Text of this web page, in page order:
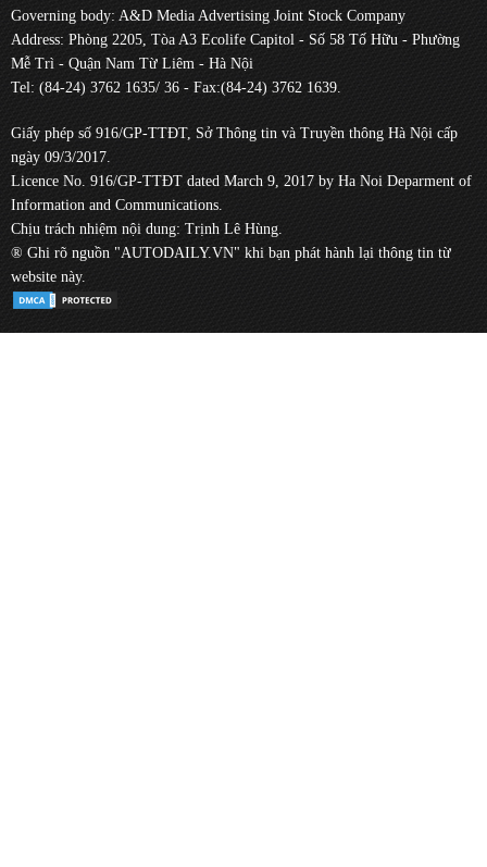
Governing body: A&D Media Advertising Joint Stock Company
Address: Phòng 2205, Tòa A3 Ecolife Capitol - Số 58 Tố Hữu - Phường
Mễ Trì - Quận Nam Từ Liêm - Hà Nội
Tel: (84-24) 3762 1635/ 36 - Fax:(84-24) 3762 1639.
Giấy phép số 916/GP-TTĐT, Sở Thông tin và Truyền thông Hà Nội cấp
ngày 09/3/2017.
Licence No. 916/GP-TTĐT dated March 9, 2017 by Ha Noi Deparment of
Information and Communications.
Chịu trách nhiệm nội dung: Trịnh Lê Hùng.
® Ghi rõ nguồn "AUTODAILY.VN" khi bạn phát hành lại thông tin từ
website này.